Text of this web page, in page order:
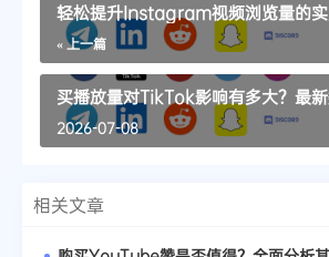
轻松提升Instagram视频浏览量的
« 上一篇
买播放量对TikTok影响有多大？最
2026-07-08
相关文章